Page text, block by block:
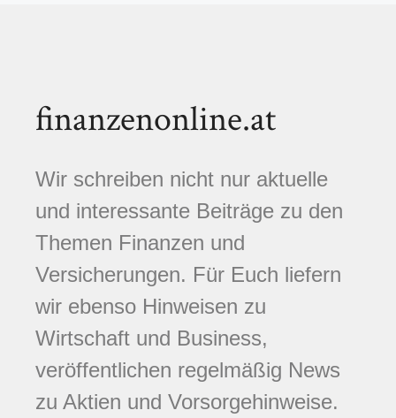
finanzenonline.at
Wir schreiben nicht nur aktuelle
und interessante Beiträge zu den
Themen Finanzen und
Versicherungen. Für Euch liefern
wir ebenso Hinweisen zu
Wirtschaft und Business,
veröffentlichen regelmäßig News
zu Aktien und Vorsorgehinweise.